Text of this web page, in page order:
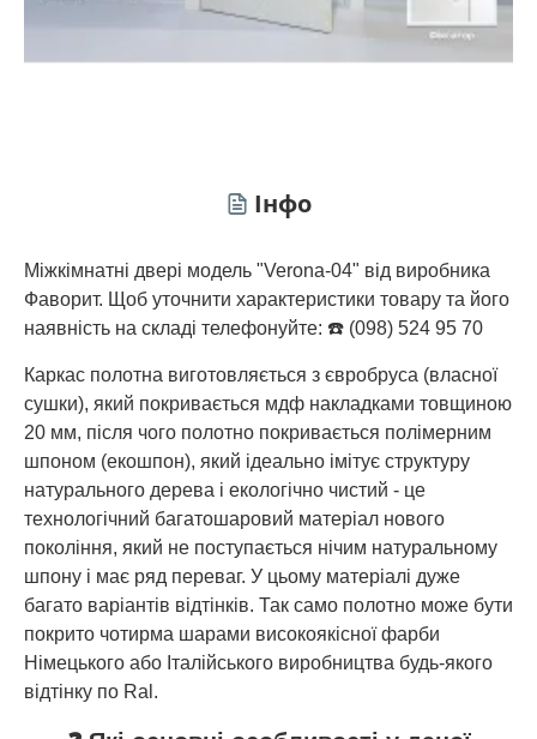
Інфо
Міжкімнатні двері модель "Verona-04" від виробника
Фаворит. Щоб уточнити характеристики товару та його
наявність на складі телефонуйте: ☎️ (098) 524 95 70
Каркас полотна виготовляється з євробруса (власної
сушки), який покривається мдф накладками товщиною
20 мм, після чого полотно покривається полімерним
шпоном (екошпон), який ідеально імітує структуру
натурального дерева і екологічно чистий - це
технологічний багатошаровий матеріал нового
покоління, який не поступається нічим натуральному
шпону і має ряд переваг. У цьому матеріалі дуже
багато варіантів відтінків. Так само полотно може бути
покрито чотирма шарами високоякісної фарби
Німецького або Італійського виробництва будь-якого
відтінку по Ral.